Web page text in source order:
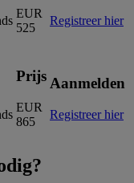
EUR
525
Registreer hier
Prijs
EUR
865
Aanmelden
Registreer hier